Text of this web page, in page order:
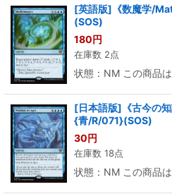
[英語版]《数魔学/
(SOS)
180円
在庫数 2点
状態：NM この商品は
[日本語版]《古今の
{青/R/071}(SOS)
30円
在庫数 18点
状態：NM この商品は